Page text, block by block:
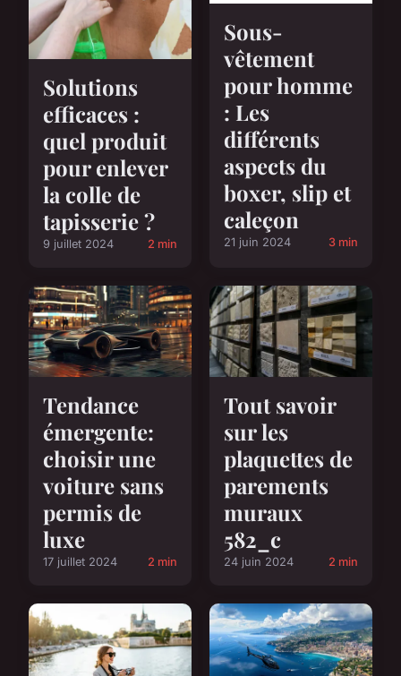
Solutions
efficaces :
quel produit
pour enlever
la colle de
tapisserie ?
9 juillet 2024 2 min
Sous-
vêtement
pour homme
: Les
différents
aspects du
boxer, slip et
caleçon
21 juin 2024 3 min
Tendance
émergente:
choisir une
voiture sans
permis de
luxe
17 juillet 2024 2 min
Tout savoir
sur les
plaquettes de
parements
muraux
582_c
24 juin 2024 2 min